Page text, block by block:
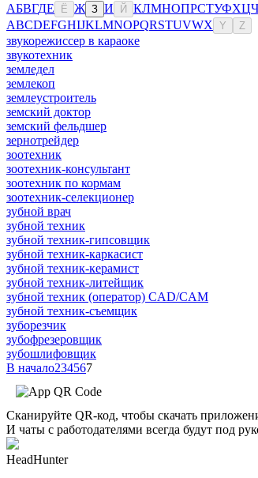
АБВГДЕ Ё Ж З И Й КЛМНОПРСТУФХЦЧ
ABCDEFGHIJKLMNOPQRSTUVWX Y Z
звукорежиссер в караоке
звукотехник
земледел
землекоп
землеустроитель
земский доктор
земский фельдшер
зернотрейдер
зоотехник
зоотехник-консультант
зоотехник по кормам
зоотехник-селекционер
зубной врач
зубной техник
зубной техник-гипсовщик
зубной техник-каркасист
зубной техник-керамист
зубной техник-литейщик
зубной техник (оператор) CAD/CAM
зубной техник-съемщик
зуборезчик
зубофрезеровщик
зубошлифовщик
В начало234567
Сканируйте QR-код, чтобы скачать
И чаты с работодателями всегда будут под
HeadHunter